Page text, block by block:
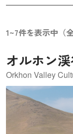
1~7件を表示中（全
オルホン
Orkhon Valley